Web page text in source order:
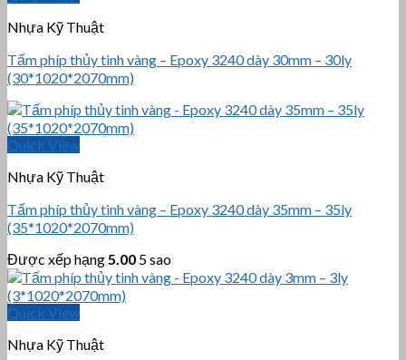
Nhựa Kỹ Thuật
Tấm phíp thủy tinh vàng – Epoxy 3240 dày 30mm – 30ly
(30*1020*2070mm)
Quick View
Nhựa Kỹ Thuật
Tấm phíp thủy tinh vàng – Epoxy 3240 dày 35mm – 35ly
(35*1020*2070mm)
Được xếp hạng5.00 5 sao
Quick View
Nhựa Kỹ Thuật